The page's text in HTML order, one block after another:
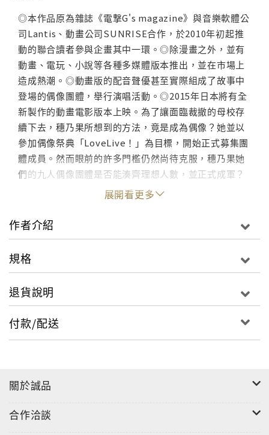
◎本作品原為雜誌《電撃G's magazine》與音樂軟體公
司Lantis、動畫公司SUNRISE合作，於2010年初起推
動的聯合讀者參與企畫其中一環。◎除漫畫之外，並有
動畫、電玩、小說等各種多媒體版本推出，並在市場上
造成熱潮。◎動畫版的配音聲優甚至實際組成了故事中
登場的偶像團體，舉行演唱活動。◎2015年日本將有全
新製作的動畫電影版本上映。為了讓面臨裁撤的母校存
續下去，穗乃果所想到的方法，竟是成為偶像？她並以
參加偶像祭典「LoveLive！」為目標，開始正式募集團
體成員。然而眼前的許多門檻仍然尚待克服，穗乃果她
們的九人偶像團體是否能湊齊理想人數，並正式成軍？
展開看更多
作者介紹
規格
退貨說明
付款/配送
關於誠品
合作洽談